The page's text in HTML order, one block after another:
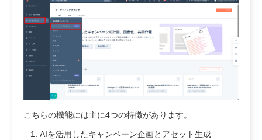
こちらの機能には主に4つの特徴があります。
AIを活用したキャンペーン企画とアセット生成